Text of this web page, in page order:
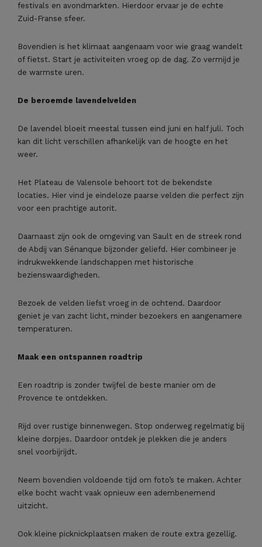
festivals en avondmarkten. Hierdoor ervaar je de echte
Zuid-Franse sfeer.
Bovendien is het klimaat aangenaam voor wie graag wandelt
of fietst. Start je activiteiten vroeg op de dag. Zo vermijd je
de warmste uren.
De beroemde lavendelvelden
De lavendel bloeit meestal tussen eind juni en half juli. Toch
kan dit licht verschillen afhankelijk van de hoogte en het
weer.
Het Plateau de Valensole behoort tot de bekendste
locaties. Hier vind je eindeloze paarse velden die perfect zijn
voor een prachtige autorit.
Daarnaast zijn ook de omgeving van Sault en de streek rond
de Abdij van Sénanque bijzonder geliefd. Hier combineer je
indrukwekkende landschappen met historische
bezienswaardigheden.
Bezoek de velden liefst vroeg in de ochtend. Daardoor
geniet je van zacht licht, minder bezoekers en aangenamere
temperaturen.
Maak een ontspannen roadtrip
Een roadtrip is zonder twijfel de beste manier om de
Provence te ontdekken.
Rijd over rustige binnenwegen. Stop onderweg regelmatig bij
kleine dorpjes. Daardoor ontdek je plekken die je anders
snel voorbijrijdt.
Neem bovendien voldoende tijd om foto’s te maken. Achter
elke bocht wacht vaak opnieuw een adembenemend
uitzicht.
Ook kleine picknickplaatsen maken de route extra gezellig.